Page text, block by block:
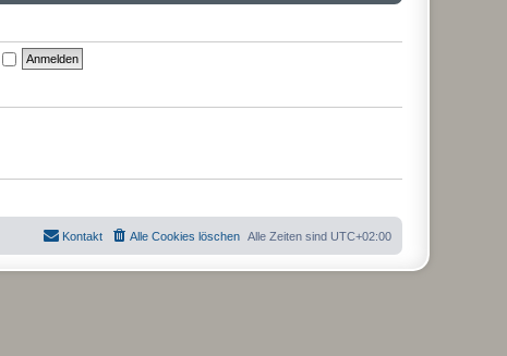
r
i
Alle Zeiten sind UTC+02:00
Alle Cookies löschen
Kontakt